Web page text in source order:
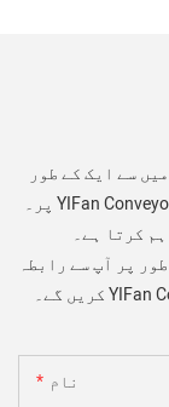
سے ایک کے طور
پر۔ YIFan Conveyor عالمی صارفین کے لیے پیشہ ورانہ ون شاپ حل
کرتا ہے۔
پر آپ سے رابطہ
نام